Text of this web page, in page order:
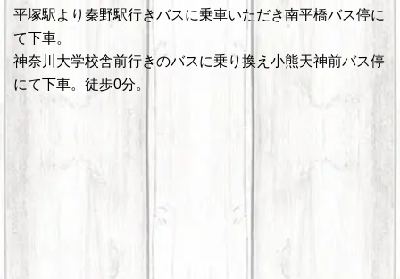
平塚駅より秦野駅行きバスに乗車いただき南平橋バス停に
て下車。
神奈川大学校舎前行きのバスに乗り換え小熊天神前バス停
にて下車。徒歩0分。